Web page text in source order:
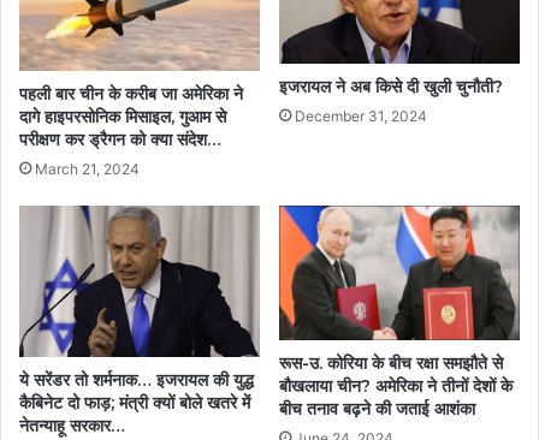
पहली बार चीन के करीब जा अमेरिका ने
दागे हाइपरसोनिक मिसाइल, गुआम से
परीक्षण कर ड्रैगन को क्या संदेश…
March 21, 2024
इजरायल ने अब किसे दी खुली चुनौती?
December 31, 2024
ये सरेंडर तो शर्मनाक… इजरायल की युद्ध
कैबिनेट दो फाड़; मंत्री क्यों बोले खतरे में
नेतन्याहू सरकार…
रूस-उ. कोरिया के बीच रक्षा समझौते से
बौखलाया चीन? अमेरिका ने तीनों देशों के
बीच तनाव बढ़ने की जताई आशंका